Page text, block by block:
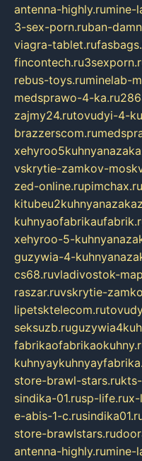
antenna-highly.rumine-
3-sex-porn.ruban-
viagra-tablet.ru
fincontech.ru
rebus-toys.ruminelab-
medsprawo-4-ka.ru
zajmy24.rutovudyi-4-
brazzerscom.ru
vskrytie-zamkov-
zed-online.rupimchax.ru
xehyroo-5-
guzywia-4-
cs68.ruvladivostok-
raszar.ruvskrytie-
lipetsktelecom.ru
seksuzb.ru
store-brawl-stars.ru
sindika-01.rusp-life.rux-
e-abis-1-c.ru
store-brawlstars.ru
antenna-highly.rumine-